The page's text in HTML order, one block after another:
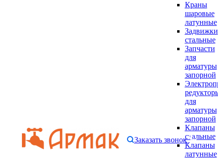
Краны
шаровые
латунные
Задвижки
стальные
Запчасти
для
арматуры
запорной
для
арматуры
запорной
Клапаны
стальные
Клапаны
латунные
Заказать звонок